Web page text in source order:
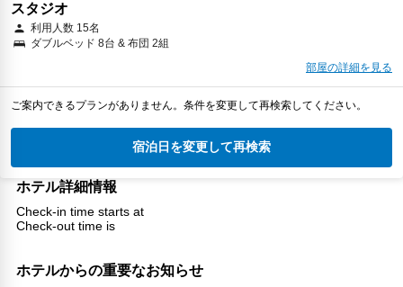
スタジオ
利用人数 15名
ダブルベッド 8台 & 布団 2組
部屋の詳細を見る
ご案内できるプランがありません。条件を変更して再検索してください。
宿泊日を変更して再検索
ホテル詳細情報
Check-in time starts at
Check-out time is
ホテルからの重要なお知らせ